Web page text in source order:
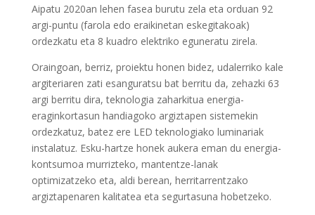
Aipatu 2020an lehen fasea burutu zela eta orduan 92
argi-puntu (farola edo eraikinetan eskegitakoak)
ordezkatu eta 8 kuadro elektriko eguneratu zirela.
Oraingoan, berriz, proiektu honen bidez, udalerriko kale
argiteriaren zati esanguratsu bat berritu da, zehazki 63
argi berritu dira, teknologia zaharkitua energia-
eraginkortasun handiagoko argiztapen sistemekin
ordezkatuz, batez ere LED teknologiako luminariak
instalatuz. Esku-hartze honek aukera eman du energia-
kontsumoa murrizteko, mantentze-lanak
optimizatzeko eta, aldi berean, herritarrentzako
argiztapenaren kalitatea eta segurtasuna hobetzeko.